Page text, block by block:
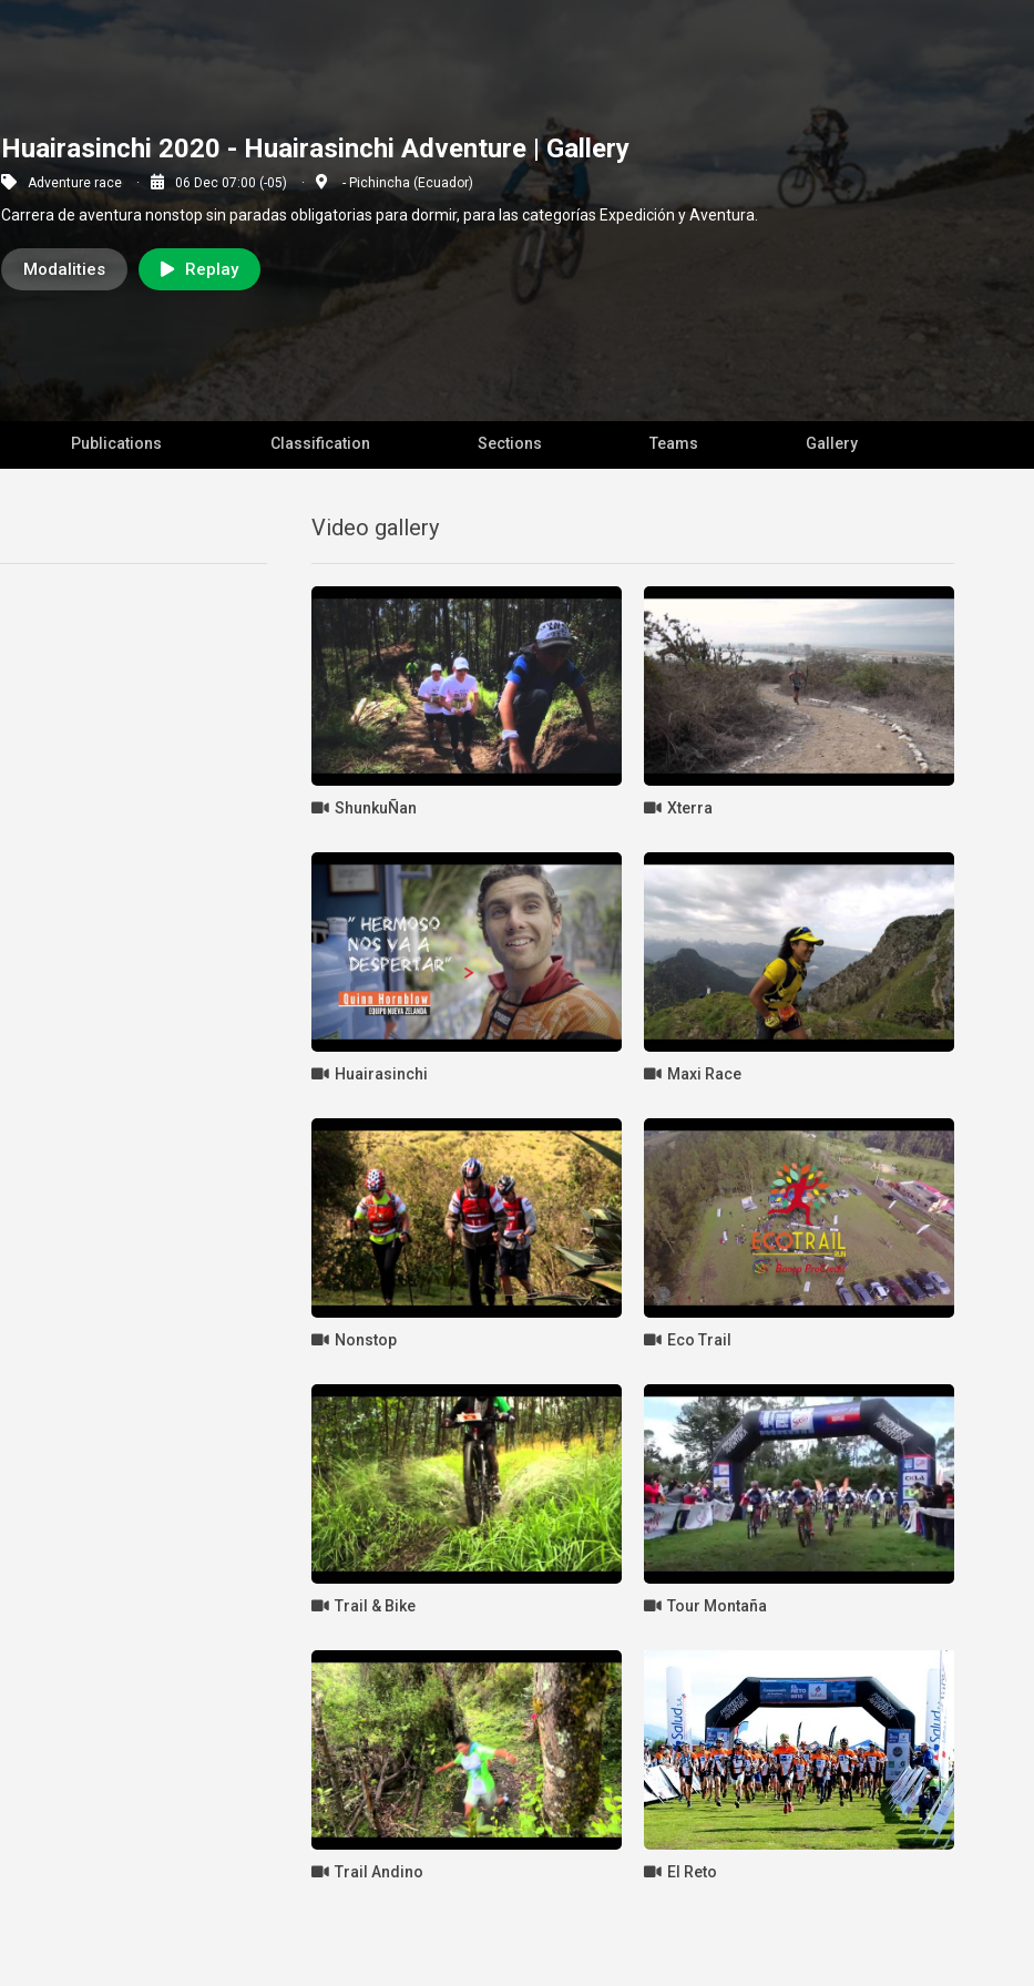
Huairasinchi 2020 - Huairasinchi Adventure | Gallery
Adventure race 06 Dec 07:00 (-05) - Pichincha (Ecuador)
Carrera de aventura nonstop sin paradas obligatorias para dormir, para las categorías Expedición y Aventura.
Modalities Replay
Publications Classification Sections Teams Gallery
Video gallery
ShunkuÑan Xterra
Huairasinchi Maxi Race
Nonstop Eco Trail
Trail & Bike Tour Montaña
Trail Andino El Reto